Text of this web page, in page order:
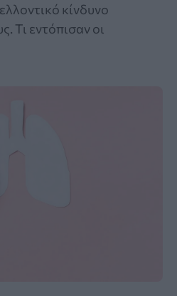
κίνδυνο
Τι εντόπισαν οι